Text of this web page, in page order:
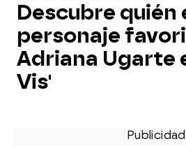
Descubre quién
personaje
Adriana Ugarte
Vis'